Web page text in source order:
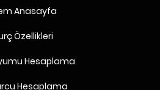
Anasayfa
Özellikleri
Hesaplama
Hesaplama